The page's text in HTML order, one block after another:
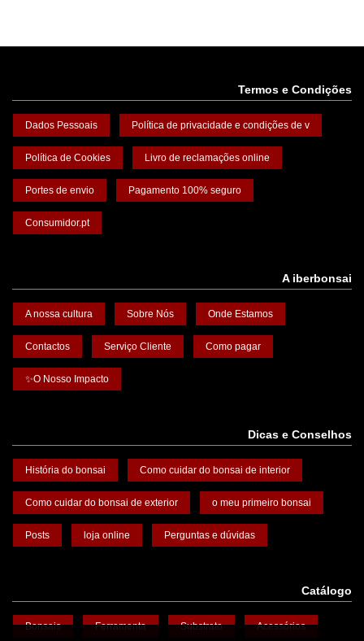
Termos e Condições
Dados Pessoais Política de privacidade e condições de v
Política de Cookies Livro de reclamações online
Portes de envio Pagamento 100% seguro
Consumidor.pt
A iberbonsai
A nossa cultura Sobre Nós Onde Estamos
Contactos Serviço Cliente Como pagar
✨O Nosso Impacto
Dicas e Conselhos
História do bonsai Como cuidar do bonsai de interior
Como cuidar do bonsai de exterior o meu primeiro bonsai
Posts loja online Perguntas e dúvidas
Catálogo
Bonsais Ferramenta Substrato Acessórios